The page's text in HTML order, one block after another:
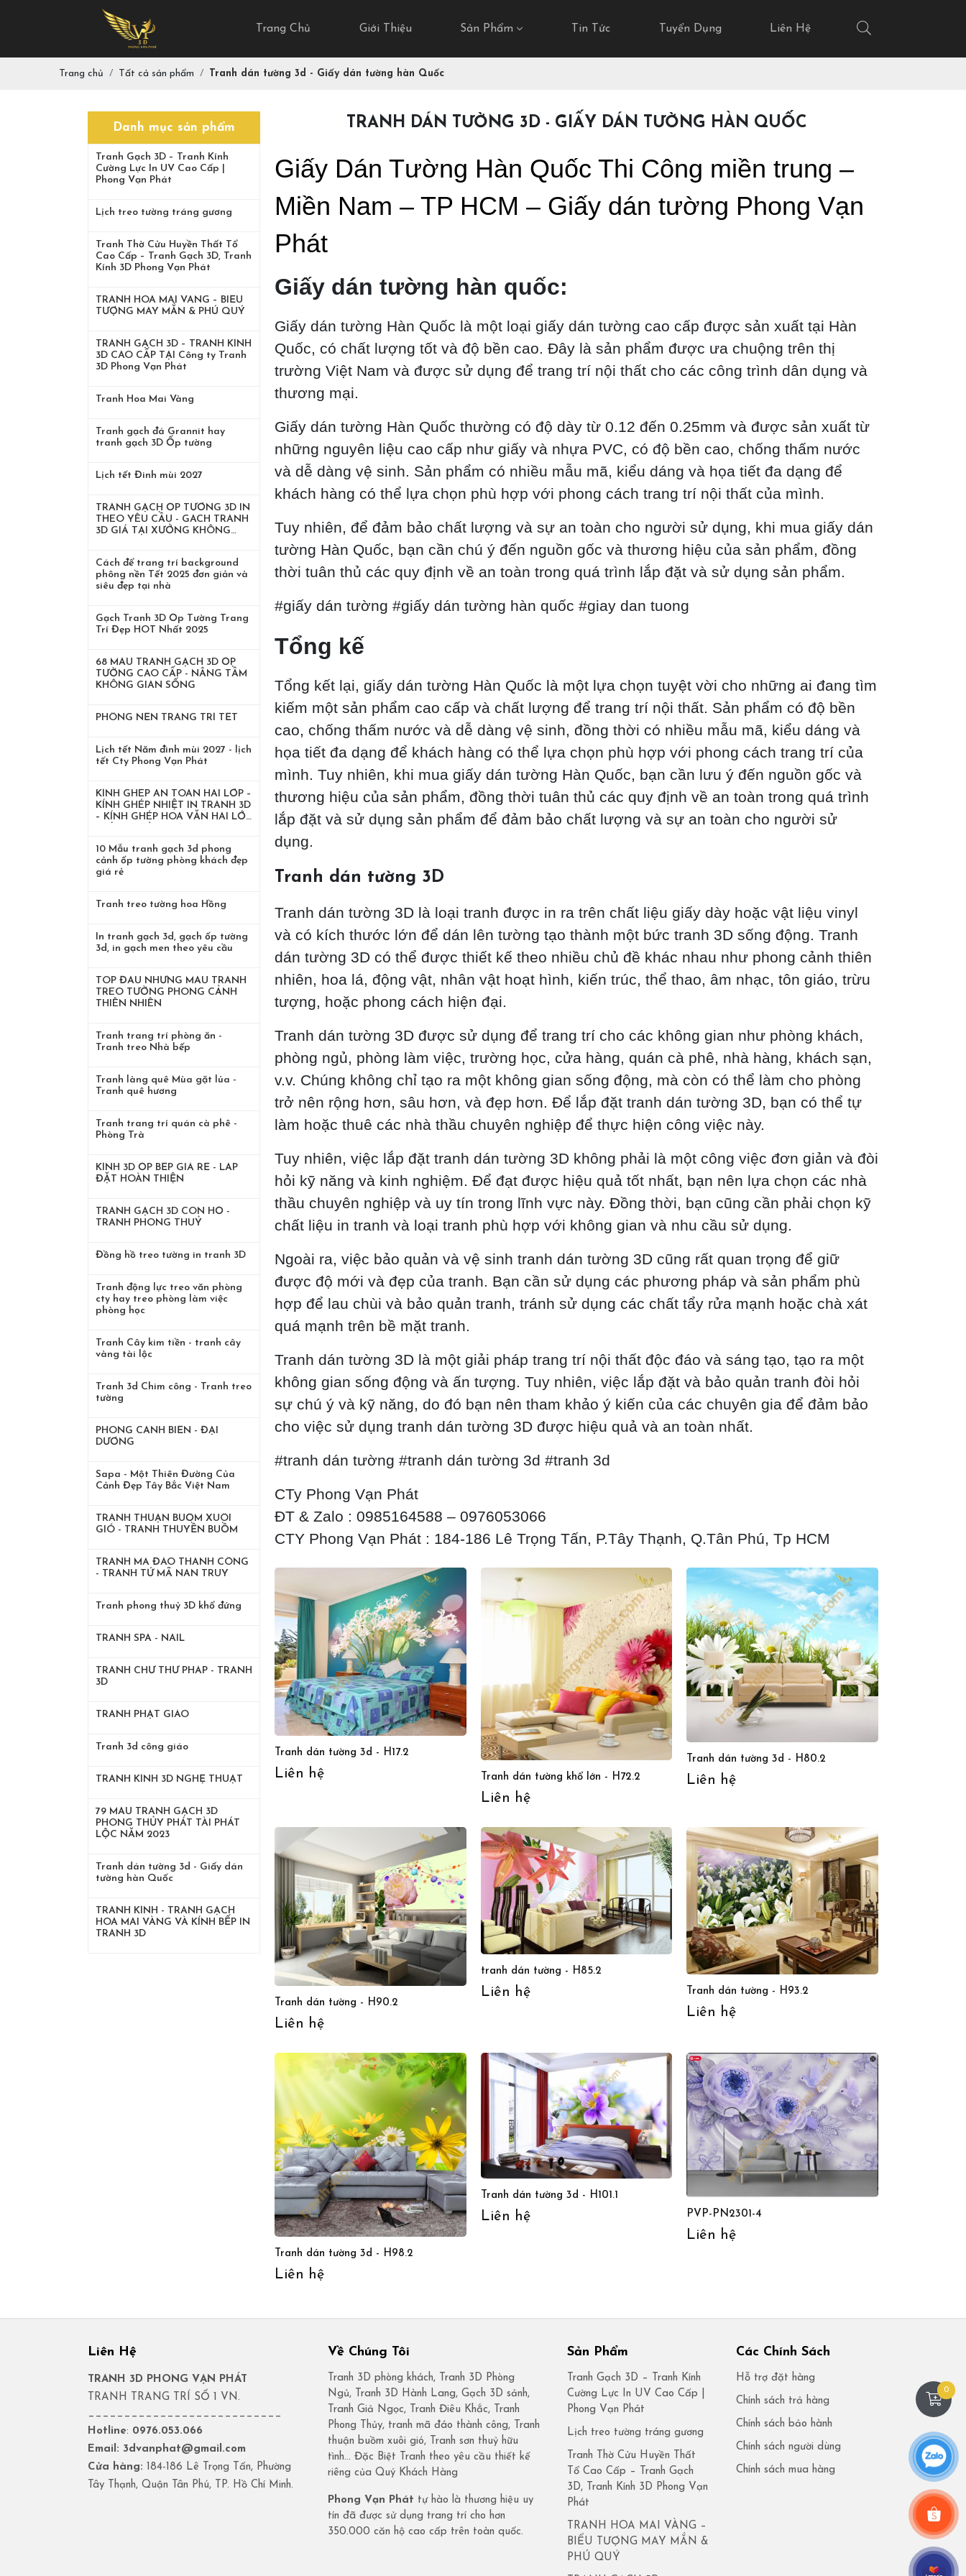
Trang Chủ Giới Thiệu Sản Phẩm Tin Tức Tuyển Dụng Liên Hệ
Trang chủ Tất cả sản phẩm Tranh dán tường 3d - Giấy dán tường hàn Quốc
Danh mục sản phẩm
Tranh Gạch 3D – Tranh Kính
Cường Lực In UV Cao Cấp |
Phong Vạn Phát
Lịch treo tường tráng gương
Tranh Thờ Cửu Huyền Thất Tổ
Cao Cấp – Tranh Gạch 3D, Tranh
Kính 3D Phong Vạn Phát
TRANH HOA MAI VÀNG – BIỂU
TƯỢNG MAY MẮN & PHÚ QUÝ
TRANH GẠCH 3D – TRANH KÍNH
3D CAO CẤP TẠI Công ty Tranh
3D Phong Vạn Phát
Tranh Hoa Mai Vàng
Tranh gạch đá Grannit hay
tranh gạch 3D Ốp tường
Lịch tết Đinh mùi 2027
TRANH GẠCH ỐP TƯỜNG 3D IN
THEO YÊU CẦU - GACH TRANH
3D GIÁ TẠI XƯỞNG KHÔNG
Cách để trang trí background
phông nền Tết 2025 đơn giản và
siêu đẹp tại nhà
Gạch Tranh 3D Ốp Tường Trang
Trí Đẹp HOT Nhất 2025
68 MẨU TRANH GẠCH 3D ỐP
TƯỜNG CAO CẤP - NÂNG TẦM
KHÔNG GIAN SỐNG
PHÔNG NỀN TRANG TRÍ TẾT
Lịch tết Năm đinh mùi 2027 - lịch
tết Cty Phong Vạn Phát
KÍNH GHÉP AN TOÀN HAI LỚP –
KÍNH GHÉP NHIỆT IN TRANH 3D
– KÍNH GHÉP HOA VĂN HAI LỚP
10 Mẫu tranh gạch 3d phong
cảnh ốp tường phòng khách đẹp
giá rẻ
Tranh treo tường hoa Hồng
In tranh gạch 3d, gạch ốp tường
3d, in gạch men theo yêu cầu
TOP ĐẦU NHỮNG MẪU TRANH
TREO TƯỜNG PHONG CẢNH
THIÊN NHIÊN
Tranh trang trí phòng ăn -
Tranh treo Nhà bếp
Tranh làng quê Mùa gặt lúa -
Tranh quê hương
Tranh trang trí quán cà phê -
Phòng Trà
KÍNH 3D ỐP BẾP GIÁ RẺ - LẮP
ĐẶT HOÀN THIỆN
TRANH GẠCH 3D CON HỔ -
TRANH PHONG THUỶ
Đồng hồ treo tường in tranh 3D
Tranh động lực treo văn phòng
cty hay treo phòng làm việc
phòng học
Tranh Cây kim tiền - tranh cây
vàng tài lộc
Tranh 3d Chim công - Tranh treo
tường
PHONG CẢNH BIỂN - ĐẠI
DƯƠNG
Sapa - Một Thiên Đường Của
Cảnh Đẹp Tây Bắc Việt Nam
TRANH THUẬN BUỒM XUÔI
GIÓ - TRANH THUYỀN BUỒM
TRANH MÃ ĐÁO THÀNH CÔNG
- TRANH TỨ MÃ NAN TRUY
Tranh phong thuỷ 3D khổ đứng
TRANH SPA - NAIL
TRANH CHỬ THƯ PHÁP - TRANH
3D
TRANH PHẬT GIÁO
Tranh 3d công giáo
TRANH KÍNH 3D NGHỆ THUẬT
79 MẪU TRANH GẠCH 3D
PHONG THỦY PHÁT TÀI PHÁT
LỘC NĂM 2023
Tranh dán tường 3d - Giấy dán
tường hàn Quốc
TRANH KÍNH - TRANH GẠCH
HOA MAI VÀNG VÀ KÍNH BẾP IN
TRANH 3D
TRANH DÁN TƯỜNG 3D - GIẤY DÁN TƯỜNG HÀN QUỐC
Giấy Dán Tường Hàn Quốc Thi Công miền trung –
Miền Nam – TP HCM – Giấy dán tường Phong Vạn
Phát
Giấy dán tường hàn quốc:
Giấy dán tường Hàn Quốc là một loại giấy dán tường cao cấp được sản xuất tại Hàn
Quốc, có chất lượng tốt và độ bền cao. Đây là sản phẩm được ưa chuộng trên thị
trường Việt Nam và được sử dụng để trang trí nội thất cho các công trình dân dụng và
thương mại.
Giấy dán tường Hàn Quốc thường có độ dày từ 0.12 đến 0.25mm và được sản xuất từ
những nguyên liệu cao cấp như giấy và nhựa PVC, có độ bền cao, chống thấm nước
và dễ dàng vệ sinh. Sản phẩm có nhiều mẫu mã, kiểu dáng và họa tiết đa dạng để
khách hàng có thể lựa chọn phù hợp với phong cách trang trí nội thất của mình.
Tuy nhiên, để đảm bảo chất lượng và sự an toàn cho người sử dụng, khi mua giấy dán
tường Hàn Quốc, bạn cần chú ý đến nguồn gốc và thương hiệu của sản phẩm, đồng
thời tuân thủ các quy định về an toàn trong quá trình lắp đặt và sử dụng sản phẩm.
#giấy dán tường #giấy dán tường hàn quốc #giay dan tuong
Tổng kế
Tổng kết lại, giấy dán tường Hàn Quốc là một lựa chọn tuyệt vời cho những ai đang tìm
kiếm một sản phẩm cao cấp và chất lượng để trang trí nội thất. Sản phẩm có độ bền
cao, chống thấm nước và dễ dàng vệ sinh, đồng thời có nhiều mẫu mã, kiểu dáng và
họa tiết đa dạng để khách hàng có thể lựa chọn phù hợp với phong cách trang trí của
mình. Tuy nhiên, khi mua giấy dán tường Hàn Quốc, bạn cần lưu ý đến nguồn gốc và
thương hiệu của sản phẩm, đồng thời tuân thủ các quy định về an toàn trong quá trình
lắp đặt và sử dụng sản phẩm để đảm bảo chất lượng và sự an toàn cho người sử
dụng.
Tranh dán tường 3D
Tranh dán tường 3D là loại tranh được in ra trên chất liệu giấy dày hoặc vật liệu vinyl
và có kích thước lớn để dán lên tường tạo thành một bức tranh 3D sống động. Tranh
dán tường 3D có thể được thiết kế theo nhiều chủ đề khác nhau như phong cảnh thiên
nhiên, hoa lá, động vật, nhân vật hoạt hình, kiến trúc, thể thao, âm nhạc, tôn giáo, trừu
tượng, hoặc phong cách hiện đại.
Tranh dán tường 3D được sử dụng để trang trí cho các không gian như phòng khách,
phòng ngủ, phòng làm việc, trường học, cửa hàng, quán cà phê, nhà hàng, khách sạn,
v.v. Chúng không chỉ tạo ra một không gian sống động, mà còn có thể làm cho phòng
trở nên rộng hơn, sâu hơn, và đẹp hơn. Để lắp đặt tranh dán tường 3D, bạn có thể tự
làm hoặc thuê các nhà thầu chuyên nghiệp để thực hiện công việc này.
Tuy nhiên, việc lắp đặt tranh dán tường 3D không phải là một công việc đơn giản và đòi
hỏi kỹ năng và kinh nghiệm. Để đạt được hiệu quả tốt nhất, bạn nên lựa chọn các nhà
thầu chuyên nghiệp và uy tín trong lĩnh vực này. Đồng thời, bạn cũng cần phải chọn kỹ
chất liệu in tranh và loại tranh phù hợp với không gian và nhu cầu sử dụng.
Ngoài ra, việc bảo quản và vệ sinh tranh dán tường 3D cũng rất quan trọng để giữ
được độ mới và đẹp của tranh. Bạn cần sử dụng các phương pháp và sản phẩm phù
hợp để lau chùi và bảo quản tranh, tránh sử dụng các chất tẩy rửa mạnh hoặc chà xát
quá mạnh trên bề mặt tranh.
Tranh dán tường 3D là một giải pháp trang trí nội thất độc đáo và sáng tạo, tạo ra một
không gian sống động và ấn tượng. Tuy nhiên, việc lắp đặt và bảo quản tranh đòi hỏi
sự chú ý và kỹ năng, do đó bạn nên tham khảo ý kiến của các chuyên gia để đảm bảo
cho việc sử dụng tranh dán tường 3D được hiệu quả và an toàn nhất.
#tranh dán tường #tranh dán tường 3d #tranh 3d
CTy Phong Vạn Phát
ĐT & Zalo : 0985164588 – 0976053066
CTY Phong Vạn Phát : 184-186 Lê Trọng Tấn, P.Tây Thạnh, Q.Tân Phú, Tp HCM
Tranh dán tường 3d - H17.2
Liên hệ Tranh dán tường khổ lớn - H72.2
Liên hệ
Tranh dán tường 3d - H80.2
Liên hệ
Tranh dán tường - H90.2
Liên hệ
tranh dán tường - H85.2
Liên hệ Tranh dán tường - H93.2
Liên hệ
Tranh dán tường 3d - H98.2
Liên hệ
Tranh dán tường 3d - H101.1
Liên hệ PVP-PN2301-4
Liên hệ
Liên Hệ
TRANH 3D PHONG VẠN PHÁT
TRANH TRANG TRÍ SỐ 1 VN.
___________________________
Hotline: 0976.053.066
Email: 3dvanphat@gmail.com
Cửa hàng: 184-186 Lê Trọng Tấn, Phường
Tây Thạnh, Quận Tân Phú, TP. Hồ Chí Minh.
Về Chúng Tôi
Tranh 3D phòng khách, Tranh 3D Phòng
Ngủ, Tranh 3D Hành Lang, Gạch 3D sảnh,
Tranh Giả Ngọc, Tranh Điêu Khắc, Tranh
Phong Thủy, tranh mã đáo thành công, Tranh
thuận buồm xuôi gió, Tranh sơn thuỷ hữu
tình… Đặc Biệt Tranh theo yêu cầu thiết kế
riêng của Quý Khách Hàng
Phong Vạn Phát tự hào là thương hiệu uy
tín đã được sử dụng trang trí cho hơn
350.000 căn hộ cao cấp trên toàn quốc.
Sản Phẩm
Tranh Gạch 3D – Tranh Kính
Cường Lực In UV Cao Cấp |
Phong Vạn Phát
Lịch treo tường tráng gương
Tranh Thờ Cửu Huyền Thất
Tổ Cao Cấp – Tranh Gạch
3D, Tranh Kính 3D Phong Vạn
Phát
TRANH HOA MAI VÀNG –
BIỂU TƯỢNG MAY MẮN &
PHÚ QUÝ
Các Chính Sách
Hỗ trợ đặt hàng
Chính sách trả hàng
Chính sách bảo hành
Chính sách người dùng
Chính sách mua hàng
0